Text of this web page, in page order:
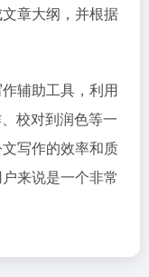
章大纲，并根据
辅助工具，利用
校对到润色等一
写作的效率和质
来说是一个非常